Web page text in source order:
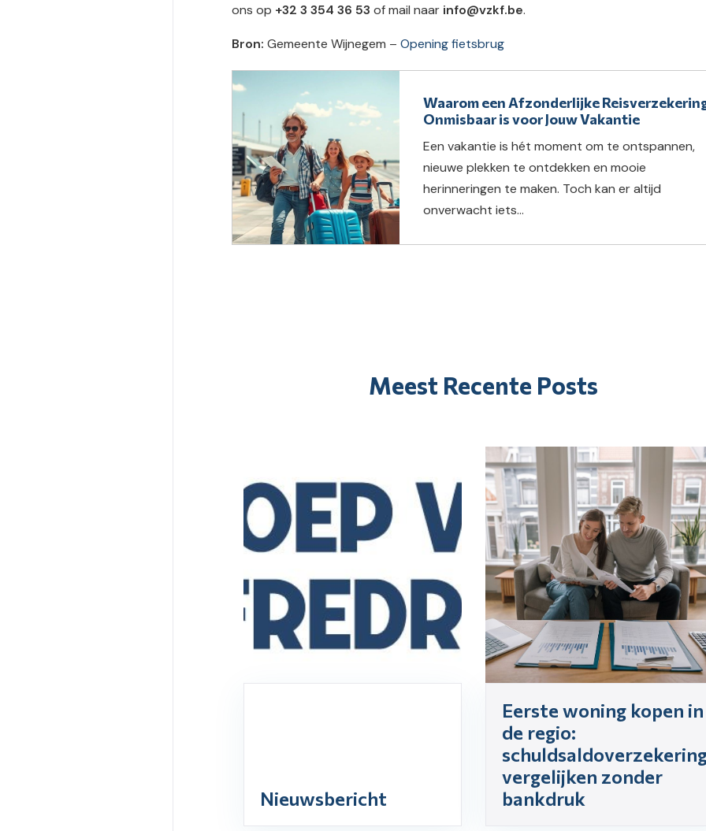
ons op +32 3 354 36 53 of mail naar info@vzkf.be.
Bron: Gemeente Wijnegem – Opening fietsbrug
Waarom een Afzonderlijke
Onmisbaar is voor Jouw Vakantie
Een vakantie is hét moment om te ontspannen,
nieuwe plekken te ontdekken en mooie
herinneringen te maken. Toch kan er altijd
onverwacht iets...
Meest Recente Posts
Nieuwsbericht
Eerste woning kopen in
de regio:
vergelijken zonder
bankdruk